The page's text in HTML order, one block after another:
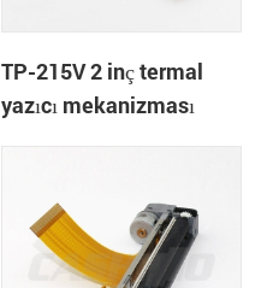
TP-215V 2 inç termal
yazıcı mekanizması